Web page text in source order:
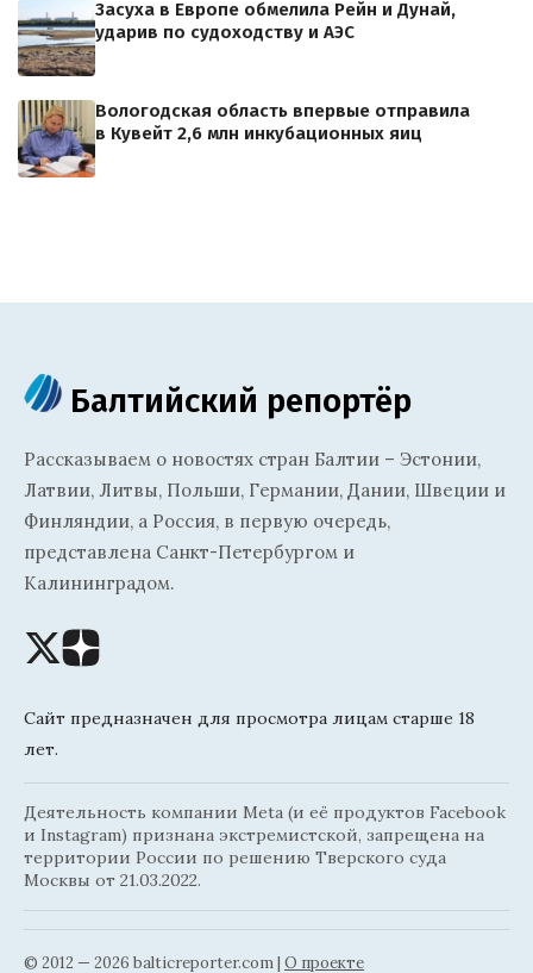
Засуха в Европе обмелила Рейн и Дунай,
ударив по судоходству и АЭС
Вологодская область впервые отправила
в Кувейт 2,6 млн инкубационных яиц
Балтийский репортёр
Рассказываем о новостях стран Балтии – Эстонии,
Латвии, Литвы, Польши, Германии, Дании, Швеции и
Финляндии, а Россия, в первую очередь,
представлена Санкт-Петербургом и
Калининградом.
Сайт предназначен для просмотра лицам старше 18
лет.
Деятельность компании Meta (и её продуктов Facebook
и Instagram) признана экстремистской, запрещена на
территории России по решению Тверского суда
Москвы от 21.03.2022.
© 2012 — 2026 balticreporter.com | О проекте